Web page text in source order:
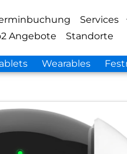
Services
Angebote Standorte
Wearables